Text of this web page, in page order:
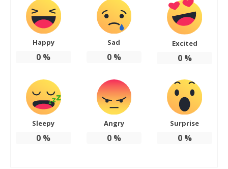
Happy
0 %
Sad
0%
Excited
0%
Sleepy
0 %
Angry
0%
Surprise
0%